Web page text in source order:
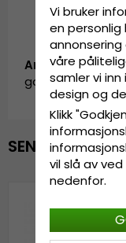
Artikkel-ID:
SENEST VISTE
Vi bruker
en personlig
våre
samler vi
design og
Klikk
vil slå av ved
nedenfor.